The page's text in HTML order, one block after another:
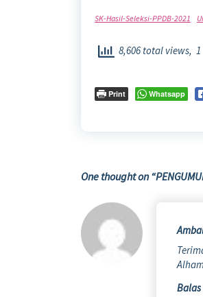
SK-Hasil-Seleksi-PPDB-2021
8,606 total views,
Print Whatsapp
One thought on “
Balas